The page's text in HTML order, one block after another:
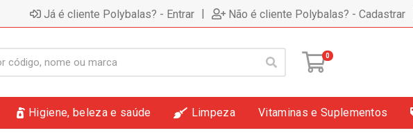
Já é cliente Polybalas? - Entrar | Não é cliente Polybalas? - Cadastrar
0
Higiene, beleza e saúde Limpeza Vitaminas e Suplementos